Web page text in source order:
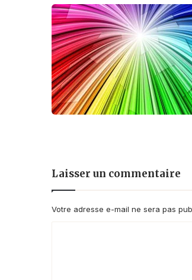
Laisser un commentaire
Votre adresse e-mail ne sera pas